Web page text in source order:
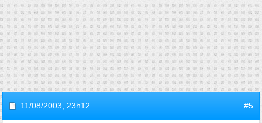
11/08/2003, 23h12 #5